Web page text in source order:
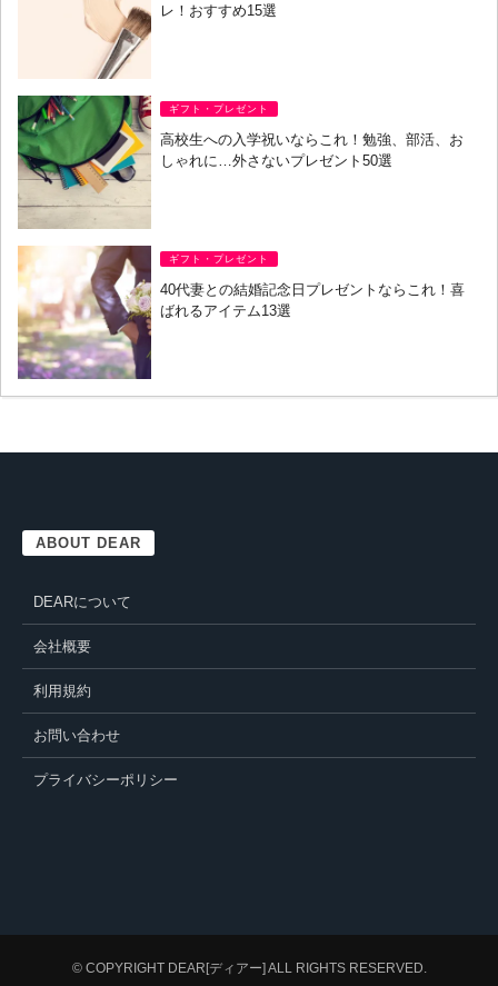
レ！おすすめ15選
ギフト・プレゼント
高校生への入学祝いならこれ！勉強、部活、お
しゃれに…外さないプレゼント50選
ギフト・プレゼント
40代妻との結婚記念日プレゼントならこれ！喜
ばれるアイテム13選
ABOUT DEAR
DEARについて
会社概要
利用規約
お問い合わせ
プライバシーポリシー
© COPYRIGHT DEAR[ディアー]ALL RIGHTS RESERVED.